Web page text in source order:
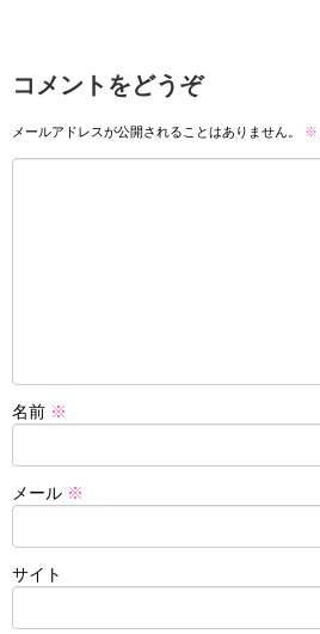
コメントをどうぞ
メールアドレスが公開されることはありません。 ※
名前 ※
メール ※
サイト